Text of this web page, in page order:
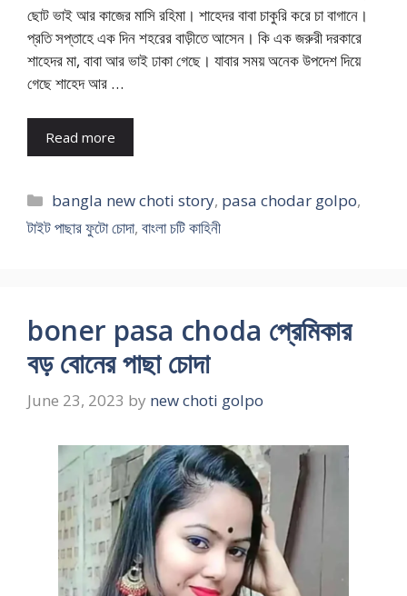
ছোট ভাই আর কাজের মাসি রহিমা। শাহেদর বাবা চাকুরি করে চা বাগানে।
প্রতি সপ্তাহে এক দিন শহরের বাড়ীতে আসেন। কি এক জরুরী দরকারে
শাহেদর মা, বাবা আর ভাই ঢাকা গেছে। যাবার সময় অনেক উপদেশ দিয়ে
গেছে শাহেদ আর …
Read more
Categories
bangla new choti story, pasa chodar golpo,
টাইট পাছার ফুটো চোদা, বাংলা চটি কাহিনী
boner pasa choda প্রেমিকার
বড় বোনের পাছা চোদা
June 23, 2023 by new choti golpo